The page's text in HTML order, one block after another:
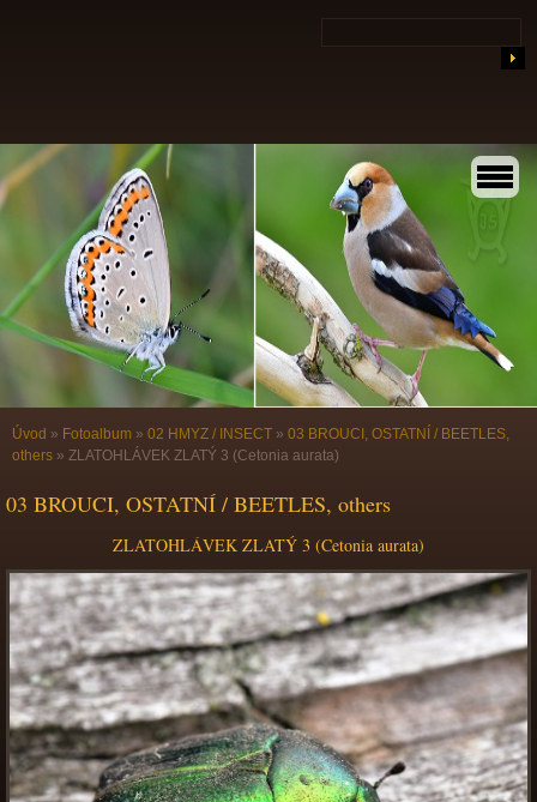
Úvod » Fotoalbum » 02 HMYZ / INSECT » 03 BROUCI, OSTATNÍ / BEETLES,
others » ZLATOHLÁVEK ZLATÝ 3 (Cetonia aurata)
03 BROUCI, OSTATNÍ / BEETLES, others
ZLATOHLÁVEK ZLATÝ 3 (Cetonia aurata)